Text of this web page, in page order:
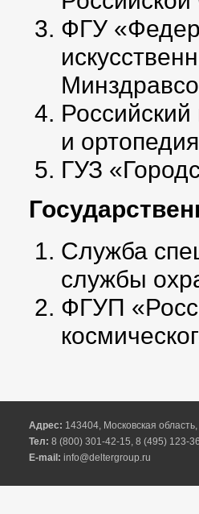
ФГУ
и
ГУЗ
Служба
службы
ФГУП
Адрес: 143404, Московская
Тел: 8 (800) 301-42-15, 8 (495) 123-
E-mail: info@deltergroup.ru